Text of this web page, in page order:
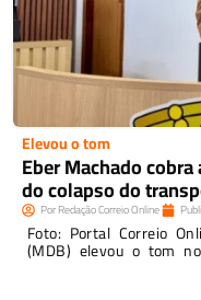
Elevou o tom
Eber Machado
do colapso do
PorRedação Correio Online
Foto: Portal Correio
(MDB) elevou o tom